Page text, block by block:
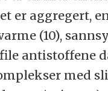
er aggregert,
(10),
antistoffene
med